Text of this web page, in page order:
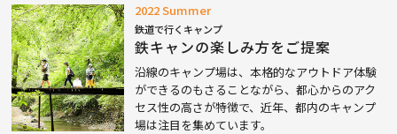
2022 Summer
鉄道で行くキャンプ
鉄キャンの楽しみ方をご提案
沿線のキャンプ場は、本格的なアウトドア体験
ができるのもさることながら、都心からのアク
セス性の高さが特徴で、近年、都内のキャンプ
場は注目を集めています。